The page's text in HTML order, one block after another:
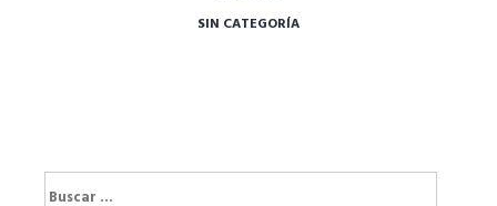
SIN CATEGORÍA
Buscar: